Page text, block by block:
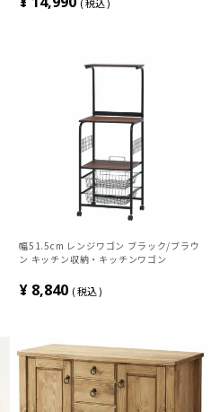
税込
幅51.5cm レンジワゴン ブラック/ブラウ
ン キッチン収納・キッチンワゴン
¥ 8,840 税込